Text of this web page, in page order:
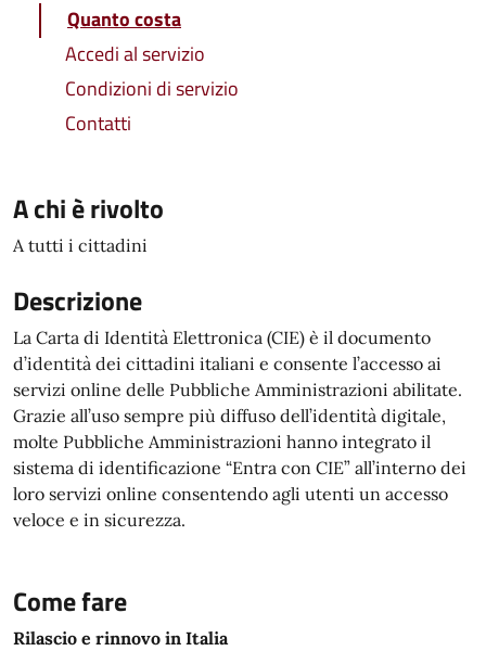
Quanto costa
Accedi al servizio
Condizioni di servizio
Contatti
A chi è rivolto
A tutti i cittadini
Descrizione
La Carta di Identità Elettronica (CIE) è il documento
d’identità dei cittadini italiani e consente l’accesso ai
servizi online delle Pubbliche Amministrazioni abilitate.
Grazie all’uso sempre più diffuso dell’identità digitale,
molte Pubbliche Amministrazioni hanno integrato il
sistema di identificazione “Entra con CIE” all’interno dei
loro servizi online consentendo agli utenti un accesso
veloce e in sicurezza.
Come fare
Rilascio e rinnovo in Italia